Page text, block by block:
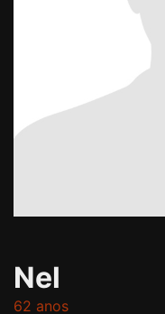
Nel
62 anos